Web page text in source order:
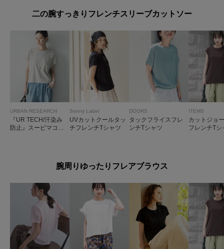
二の腕すっきりフレンチスリーブカットソー
URBAN RESEARCH
『UR TECH/汗染み
防止』スーピマコッ
Sonny Label
UVカットクールタッ
チフレンチTシャツ
DOORS
タックフライスフレ
ンチTシャツ
ITEMS
カットジョ
フレンチTシ
腕周りゆったりフレアブラウス